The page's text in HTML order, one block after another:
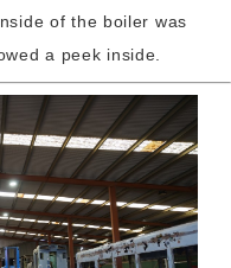
of the boiler was
a peek inside.